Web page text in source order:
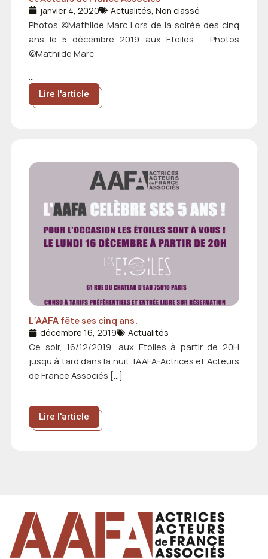
janvier 4, 2020 Actualités,Non classé
Photos ©Mathilde Marc Lors de la soirée des cinq
ans le 5 décembre 2019 aux Etoiles Photos
©Mathilde Marc
...
Lire l'article
L’AAFA fête ses cinq ans.
décembre 16, 2019 Actualités
Ce soir, 16/12/2019, aux Etoiles à partir de 20H
jusqu’à tard dans la nuit, l’AAFA-Actrices et Acteurs
de France Associés […]
Lire l'article